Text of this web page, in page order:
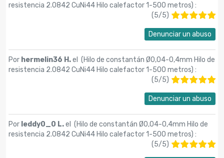
resistencia 2.0842 CuNi44 Hilo calefactor 1-500 metros) :
(5/5)
Denunciar un abuso
Por hermelin36 H.el (Hilo de constantán Ø0,04-0,4mm Hilo de
resistencia 2.0842 CuNi44 Hilo calefactor 1-500 metros) :
(5/5)
Denunciar un abuso
Por leddy0_0 L.el (Hilo de constantán Ø0,04-0,4mm Hilo de
resistencia 2.0842 CuNi44 Hilo calefactor 1-500 metros) :
(5/5)